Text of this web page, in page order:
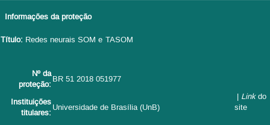
Informações da proteção
Título: Redes neurais SOM e TASOM
Nº da
proteção:
BR 51 2018 051977
Instituições
titulares:
Universidade de Brasília (UnB)
| Linkdo
site